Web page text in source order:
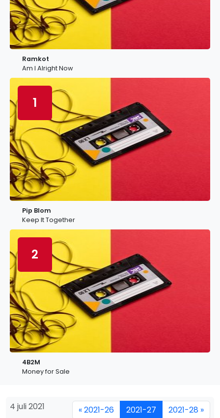
Ramkot
Am I Alright Now
1
Pip Blom
Keep It Together
2
4B2M
Money for Sale
4 juli 2021 « 2021-26 2021-27 2021-28 »